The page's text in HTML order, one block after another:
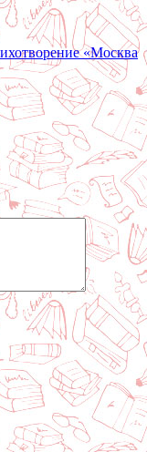
«Москва